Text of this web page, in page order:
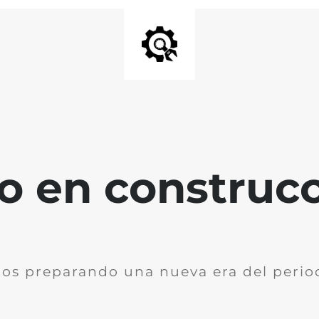
en
preparando una nueva era del